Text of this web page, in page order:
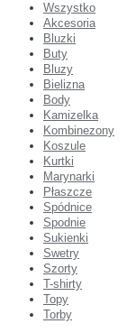
Wszystko
Akcesoria
Bluzki
Buty
Bluzy
Bielizna
Body
Kamizelka
Kombinezony
Koszule
Kurtki
Marynarki
Płaszcze
Spódnice
Spodnie
Sukienki
Swetry
Szorty
T-shirty
Topy
Torby